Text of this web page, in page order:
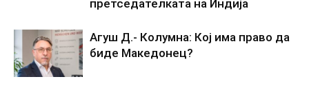
претседателката на Индија
Агуш Д.- Колумна: Кој има право да
биде Македонец?